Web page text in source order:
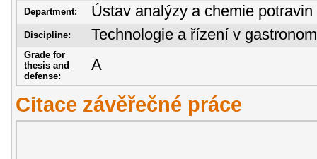
Department: Ústav analýzy a chemie potravin
Discipline: Technologie a řízení v
Grade for
thesis and
defense:
A
Citace závěřečné práce